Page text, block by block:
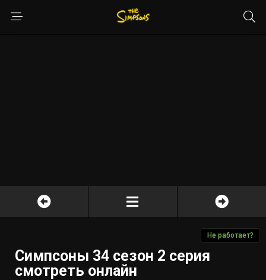
Не работает?
Симпсоны 34 сезон 2 серия
смотреть онлайн